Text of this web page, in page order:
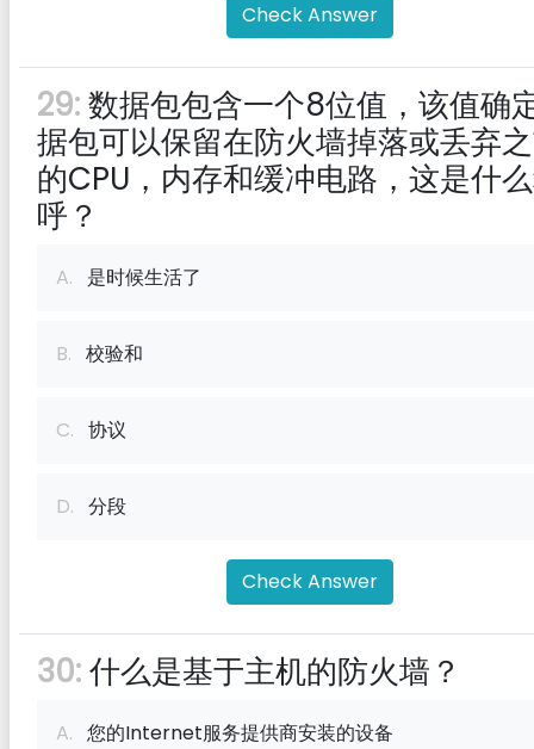
Check Answer
29:数据包包含一个8位值，该值确
据包可以保留在防火墙掉落或丢弃
的CPU，内存和缓冲电路，这是什
呼？
A. 是时候生活了
B. 校验和
C. 协议
D. 分段
Check Answer
30:什么是基于主机的防火墙？
A. 您的Internet服务提供商安装的设备